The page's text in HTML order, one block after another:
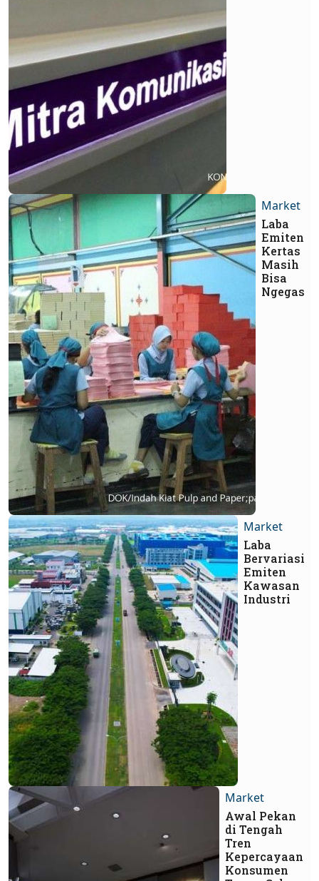
Market
Laba
Emiten
Kertas
Masih
Bisa
Ngegas
Market
Laba
Bervariasi
Emiten
Kawasan
Industri
Market
Awal Pekan
di Tengah
Tren
Kepercayaan
Konsumen